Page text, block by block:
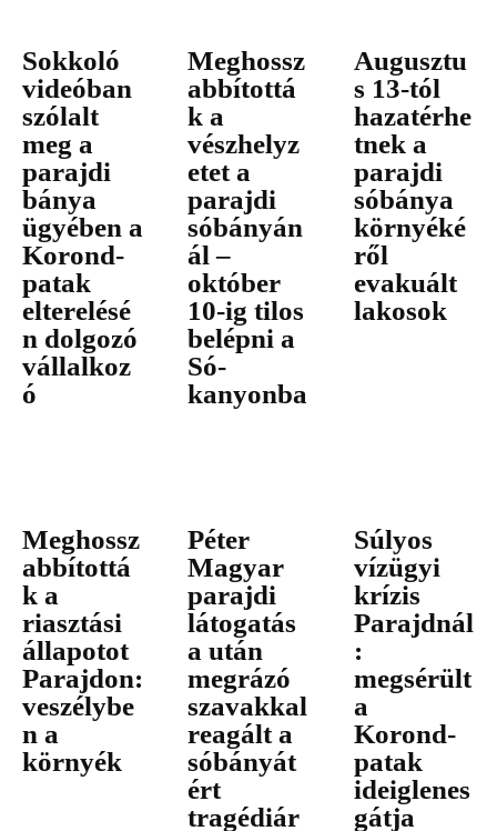
Sokkoló
videóban
szólalt
meg a
parajdi
bánya
ügyében a
Korond-
patak
elterelésé
n dolgozó
vállalkoz
ó
Meghossz
abbítottá
k a
vészhelyz
etet a
parajdi
sóbányán
ál –
október
10-ig tilos
belépni a
Só-
kanyonba
Augusztu
s 13-tól
hazatérhe
tnek a
parajdi
sóbánya
környéké
ről
evakuált
lakosok
Meghossz
abbítottá
k a
riasztási
állapotot
Parajdon:
veszélybe
n a
környék
Péter
Magyar
parajdi
látogatás
a után
megrázó
szavakkal
reagált a
sóbányát
ért
tragédiár
Súlyos
vízügyi
krízis
Parajdnál
:
megsérült
a
Korond-
patak
ideiglenes
gátja